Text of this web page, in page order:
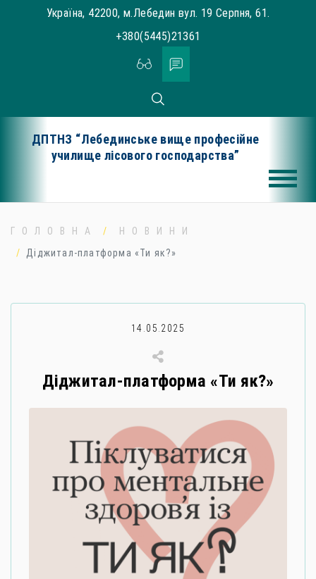
Україна, 42200, м.Лебедин вул. 19 Серпня, 61.
+380(5445)21361
ДПТНЗ “Лебединське вище професійне
училище лісового господарства”
ГОЛОВНА
НОВИНИ
Діджитал-платформа «Ти як?»
14.05.2025
Діджитал-платформа «Ти як?»